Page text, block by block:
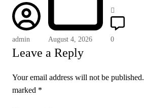
admin August 4, 2026 0
Leave a Reply
Your email address will not be published.
marked *